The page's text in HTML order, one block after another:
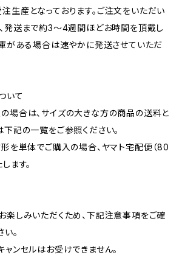
生産となっております。ご注文をいただい
発送まで約3～4週間ほどお時間を頂戴し
庫がある場合は速やかに発送させていただ
いて
場合は、サイズの大きな方の商品の送料と
下記の一覧をご参照ください。
を単体でご購入の場合、ヤマト宅配便（80
ます。
楽しみいただくため、下記注意事項をご確
。
ンセルはお受けできません。